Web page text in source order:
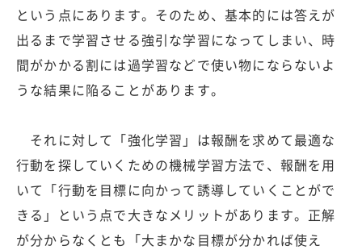
という点にあります。そのため、基本的には答えが
出るまで学習させる強引な学習になってしまい、時
間がかかる割には過学習などで使い物にならないよ
うな結果に陥ることがあります。
それに対して「強化学習」は報酬を求めて最適な
行動を探していくための機械学習方法で、報酬を用
いて「行動を目標に向かって誘導していくことがで
きる」という点で大きなメリットがあります。正解
が分からなくとも「大まかな目標が分かれば使え